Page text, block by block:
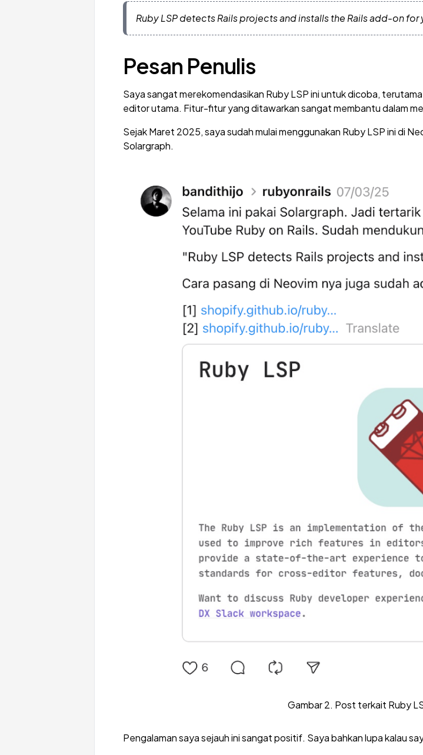
Ruby LSP detects Rails projects and installs the Rails add-on for
Pesan Penulis
Saya sangat merekomendasikan Ruby LSP ini untuk dicoba,
editor utama. Fitur-fitur yang ditawarkan sangat membantu dalam
Sejak Maret 2025, saya sudah mulai menggunakan Ruby LSP ini di
Solargraph.
Gambar 2. Post terkait Ruby
Pengalaman saya sejauh ini sangat positif. Saya bahkan lupa kalau